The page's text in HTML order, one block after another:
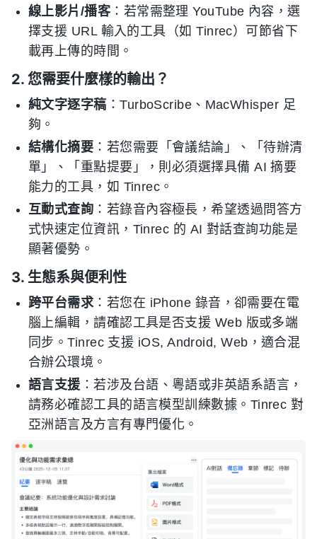
線上影片/播客：若常需整理 YouTube 內容，選
擇支援 URL 輸入的工具（如 Tinrec）可節省下
載再上傳的時間。
2. 您需要什麼樣的輸出？
純文字逐字稿 ：TurboScribe、MacWhisper 足
夠。
結構化摘要 ：若您需要「會議結論」、「待辦清
單」、「重點提要」，則必須選擇具備 AI 摘要
能力的工具，如 Tinrec。
互動式查詢 ：若錄音內容極長，希望透過問答方
式快速定位資訊，Tinrec 的 AI 對話查詢功能是
顯著優勢。
3. 生態系與便利性
跨平台需求：若您在 iPhone 錄音，卻需要在電
腦上編輯，請確認工具是否支援 Web 版或多端
同步。Tinrec 支援 iOS, Android, Web，適合混
合辦公環境。
語言支援 ：若涉及台語、粵語或非英語系語言，
請務必確認工具的語言模型訓練數據。Tinrec 對
亞洲語言及方言有專門優化。